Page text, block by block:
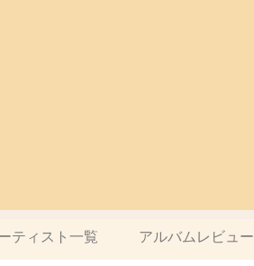
ティスト一覧 アルバムレビュー